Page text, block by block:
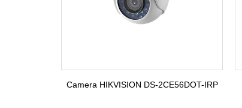
Camera HIKVISION DS-2CE56DOT-IRP